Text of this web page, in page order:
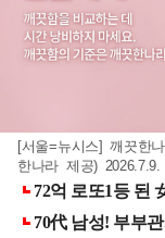
[서울=뉴시스] 깨끗한
한나라 제공) 2026.7.9.